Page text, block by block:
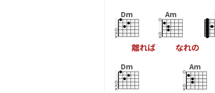
Dm
離れば
Am
なれの
Dm Am